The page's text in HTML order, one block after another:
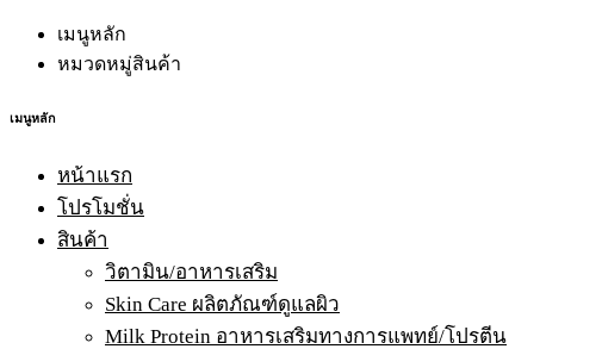
เมนูหลัก
หมวดหมู่สินค้า
เมนูหลัก
หน้าแรก
โปรโมชั่น
สินค้า
วิตามิน/อาหารเสริม
Skin Care ผลิตภัณฑ์ดูแลผิว
Milk Protein อาหารเสริมทางการแพทย์/โปรตีน